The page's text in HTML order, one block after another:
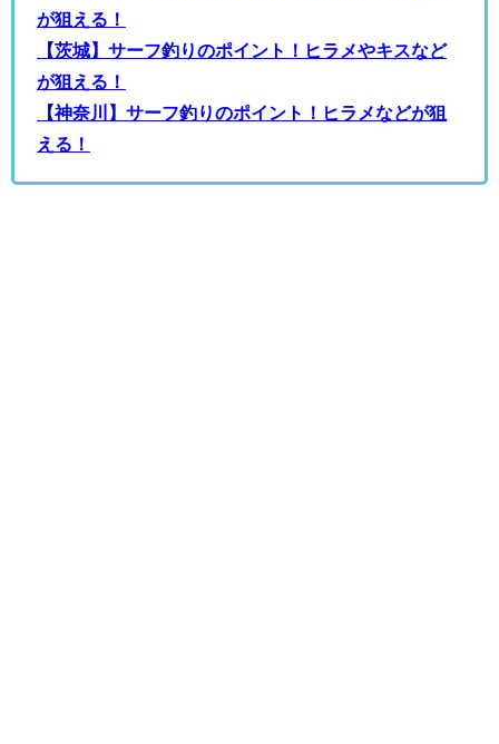
が狙える！
【茨城】サーフ釣りのポイント！ヒラメやキスなど
が狙える！
【神奈川】サーフ釣りのポイント！ヒラメなどが狙
える！